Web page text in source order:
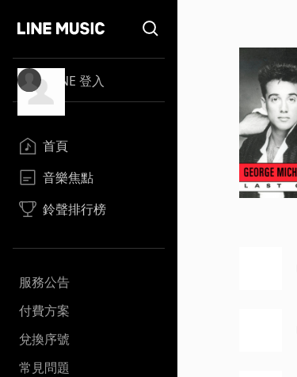
LINE 登入
首頁
音樂焦點
鈴聲排行榜
服務公告
付費方案
兌換序號
常見問題